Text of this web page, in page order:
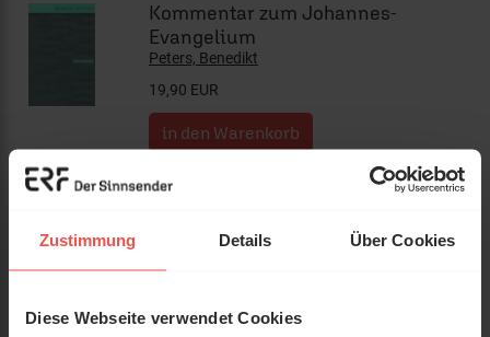
Zustimmung Details Über Cookies
Diese Webseite verwendet Cookies
Kommentar zum Johannes-
Evangelium
Peters, Benedikt
19,90 EUR
Dein Begleiter durch ein WUNDERvolles Jahr